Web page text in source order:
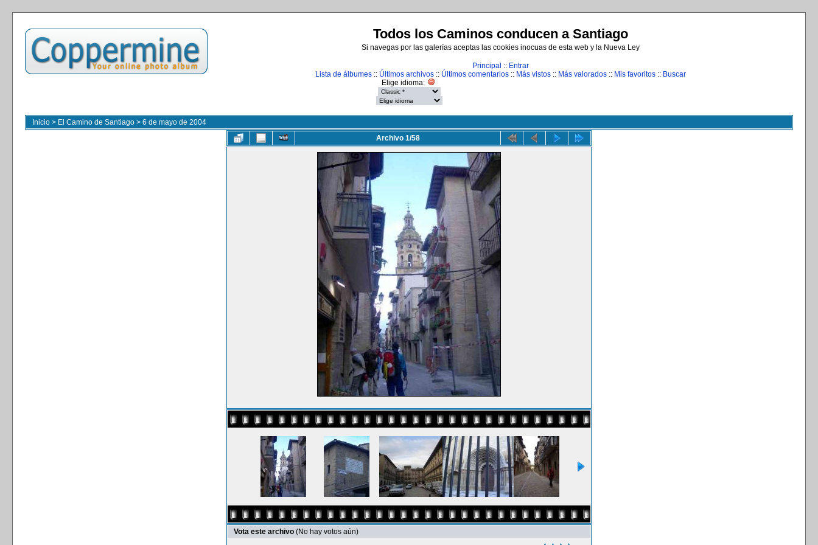
Todos los Caminos conducen a Santiago
Si navegas por las galerías aceptas las cookies inocuas de esta web y la Nueva Ley
Principal :: Entrar
Lista de álbumes:: Últimos archivos:: Últimos comentarios:: Más vistos:: Más valorados:: Mis favoritos:: Buscar
Elige idioma:
Inicio > El Camino de Santiago > 6 de mayo de 2004
Archivo 1/58
Vota este archivo (No hay votos aún)